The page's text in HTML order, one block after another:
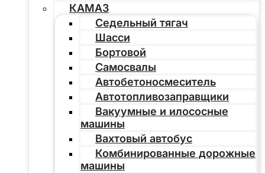
КАМАЗ
Седельный тягач
Шасси
Бортовой
Самосвалы
Автобетоносмеситель
Автотопливозаправщики
Вакуумные и илососные
машины
Вахтовый автобус
Комбинированные дорожные
машины